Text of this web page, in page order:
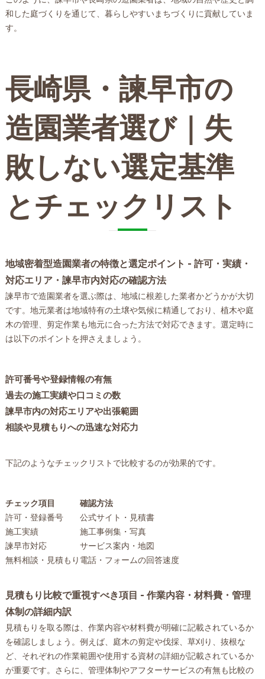
和した庭づくりを通じて、暮らしやすいまちづくりに貢献していま
す。
長崎県・諫早市の
造園業者選び｜失
敗しない選定基準
とチェックリスト
地域密着型造園業者の特徴と選定ポイント - 許可・実績・
対応エリア・諫早市内対応の確認方法
諫早市で造園業者を選ぶ際は、地域に根差した業者かどうかが大切
です。地元業者は地域特有の土壌や気候に精通しており、植木や庭
木の管理、剪定作業も地元に合った方法で対応できます。選定時に
は以下のポイントを押さえましょう。
許可番号や登録情報の有無
過去の施工実績や口コミの数
諫早市内の対応エリアや出張範囲
相談や見積もりへの迅速な対応力
下記のようなチェックリストで比較するのが効果的です。
チェック項目
確認方法
許可・登録番号
公式サイト・見積書
施工実績
施工事例集・写真
諫早市対応
サービス案内・地図
無料相談・見積もり 電話・フォームの回答速度
見積もり比較で重視すべき項目 - 作業内容・材料費・管理
体制の詳細内訳
見積もりを取る際は、作業内容や材料費が明確に記載されているか
を確認しましょう。例えば、庭木の剪定や伐採、草刈り、抜根な
ど、それぞれの作業範囲や使用する資材の詳細が記載されているか
が重要です。さらに、管理体制やアフターサービスの有無も比較の